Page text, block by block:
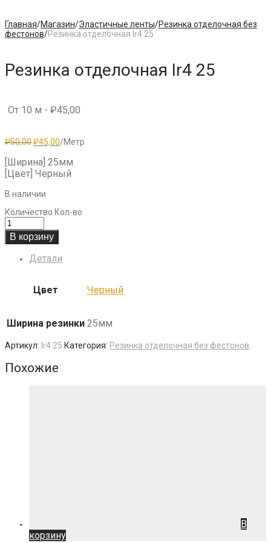
Главная/Магазин/Эластичные ленты/Резинка отделочная без
фестонов/Резинка отделочная Ir4 25
Резинка отделочная Ir4 25
От 10 м - ₽45,00
₽50,00Первоначальная
составляла
₽50,00.
₽45,00Текущая
₽45,00.
/Метр
[Ширина] 25мм
[Цвет] Черный
В наличии
Количество Кол-во
В корзину
Детали
Цвет Черный
Ширина резинки 25мм
Артикул: Ir4 25 Категория: Резинка отделочная без фестонов
Похожие
В
корзину